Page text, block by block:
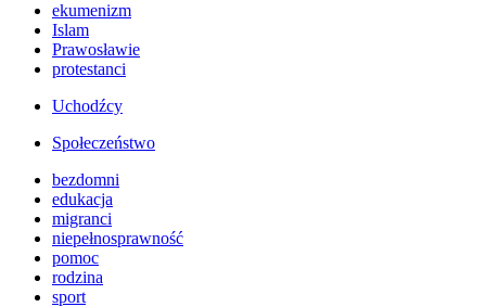
ekumenizm
Islam
Prawosławie
protestanci
Uchodźcy
Społeczeństwo
bezdomni
edukacja
migranci
niepełnosprawność
pomoc
rodzina
sport